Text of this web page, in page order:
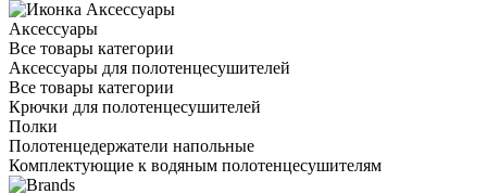
Аксессуары
Все товары категории
Аксессуары для полотенцесушителей
Все товары категории
Крючки для полотенцесушителей
Полки
Полотенцедержатели напольные
Комплектующие к водяным полотенцесушителям